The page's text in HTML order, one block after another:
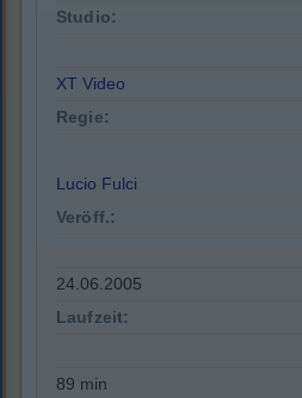
Studio:
XT Video
Regie:
Lucio Fulci
Veröff.:
24.06.2005
Laufzeit:
89 min